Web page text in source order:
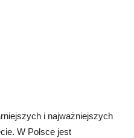
i najważniejszych
W Polsce jest